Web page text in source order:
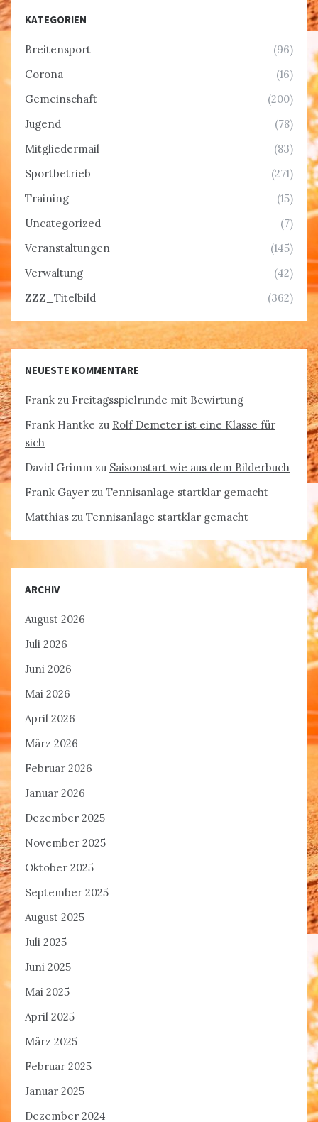
KATEGORIEN
Breitensport
(96)
Corona
(16)
Gemeinschaft
(200)
Jugend
(78)
Mitgliedermail
(83)
Sportbetrieb
(271)
Training
(15)
Uncategorized
(7)
Veranstaltungen
(145)
Verwaltung
(42)
ZZZ_Titelbild
(362)
NEUESTE KOMMENTARE
Frank zu Freitagsspielrunde mit Bewirtung
Frank Hantke zu Rolf Demeter ist eine Klasse für
sich
David Grimm zu Saisonstart wie aus dem Bilderbuch
Frank Gayer zu Tennisanlage startklar gemacht
Matthias zu Tennisanlage startklar gemacht
ARCHIV
August 2026
Juli 2026
Juni 2026
Mai 2026
April 2026
März 2026
Februar 2026
Januar 2026
Dezember 2025
November 2025
Oktober 2025
September 2025
August 2025
Juli 2025
Juni 2025
Mai 2025
April 2025
März 2025
Februar 2025
Januar 2025
Dezember 2024